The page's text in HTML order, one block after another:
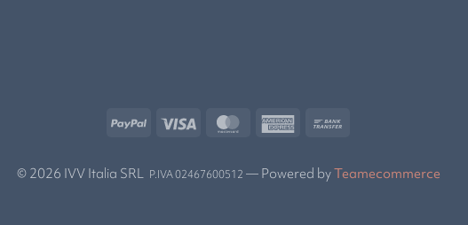
© 2026 IVV Italia SRL P.IVA 02467600512 — Powered byTeamecommerce